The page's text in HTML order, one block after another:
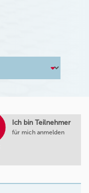
Ich bin Teilnehmer
für mich anmelden